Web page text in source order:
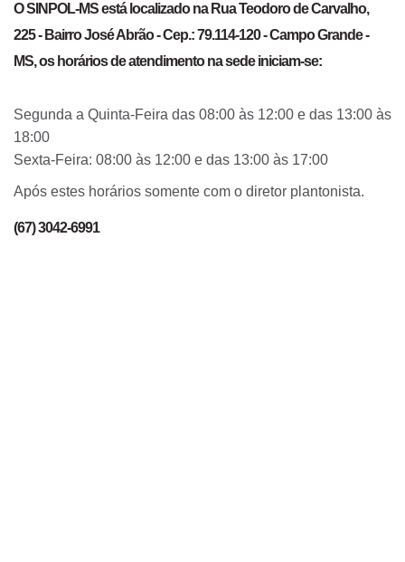
O SINPOL-MS está localizado na Rua Teodoro de Carvalho,
225 - Bairro José Abrão - Cep.: 79.114-120 - Campo Grande -
MS, os horários de atendimento na sede iniciam-se:
Segunda a Quinta-Feira das 08:00 às 12:00 e das 13:00 às
18:00
Sexta-Feira: 08:00 às 12:00 e das 13:00 às 17:00
Após estes horários somente com o diretor plantonista.
(67) 3042-6991